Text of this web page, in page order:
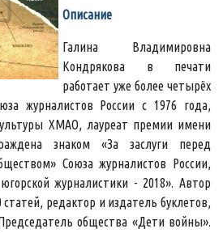
Описание
Галина Владимировна
Кондрякова в печати
работает уже более четырёх
журналистов России с 1976 года,
ХМАО, лауреат премии имени
знаком «За заслуги перед
Союза журналистов России,
журналистики - 2018». Автор
статей, редактор и издатель буклетов,
общества «Дети войны».